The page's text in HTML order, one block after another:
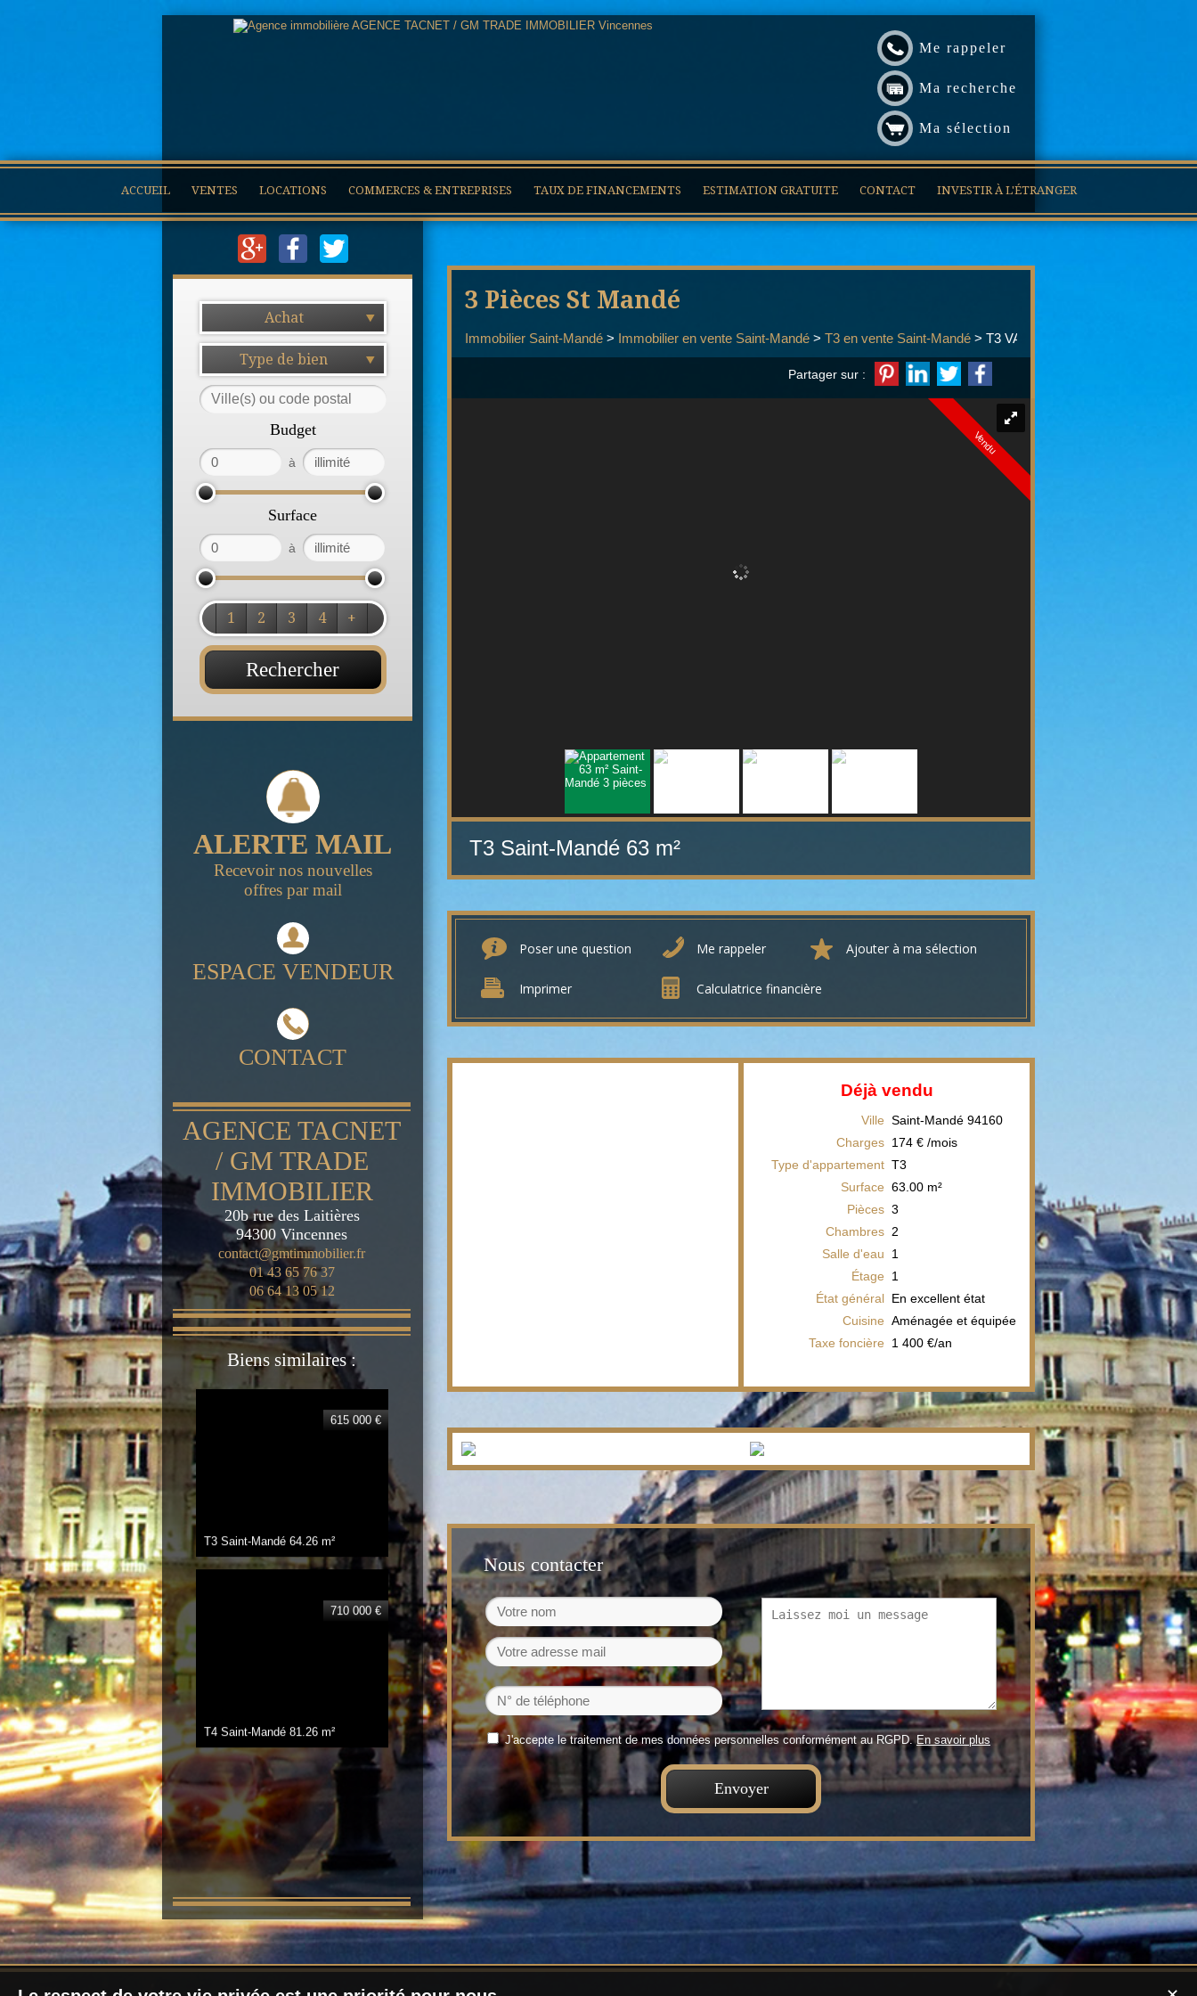
Me rappeler
Ma recherche
Ma sélection
ACCUEIL VENTES LOCATIONS COMMERCES & ENTREPRISES TAUX DE FINANCEMENTS ESTIMATION GRATUITE CONTACT INVESTIR À L'ÉTRANGER
Achat
Type de bien
Budget
à
Surface
à
1 2 3 4 +
ALERTE MAIL
Recevoir nos nouvelles
offres par mail
ESPACE VENDEUR
CONTACT
AGENCE TACNET
/ GM TRADE
IMMOBILIER
20b rue des Laitières
94300 Vincennes
contact@gmtimmobilier.fr
01 43 65 76 37
06 64 13 05 12
Biens similaires :
615 000 €
T3 Saint-Mandé 64.26 m²
710 000 €
T4 Saint-Mandé 81.26 m²
3 Pièces St Mandé
Immobilier Saint-Mandé > Immobilier en vente Saint-Mandé > T3 en vente Saint-Mandé > T3 VA450
Partager sur :
Vendu
T3 Saint-Mandé 63 m²
Poser une question Me rappeler Ajouter à ma sélection
Imprimer Calculatrice financière
Déjà vendu
Ville Saint-Mandé 94160
Charges 174 € /mois
Type d'appartement T3
Surface 63.00 m²
Pièces 3
Chambres 2
Salle d'eau
1
Étage
1
État général En excellent état
Cuisine Aménagée et équipée
Taxe foncière
1 400 €/an
Nous contacter
J'accepte le traitement de mes données personnelles conformément au RGPD. En savoir plus